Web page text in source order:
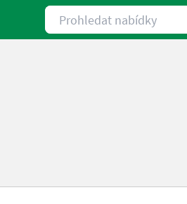
Prohledat nabídky